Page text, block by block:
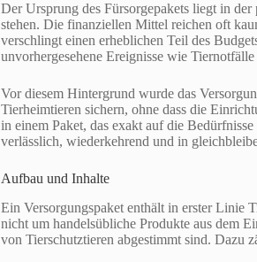
Der Ursprung des Fürsorgepakets liegt in
stehen. Die finanziellen Mittel reichen oft
verschlingt einen erheblichen Teil des
unvorhergesehene Ereignisse wie
Vor diesem Hintergrund wurde das
Tierheimtieren sichern, ohne dass die
in einem Paket, das exakt auf die
verlässlich, wiederkehrend und in
Aufbau und Inhalte
Ein Versorgungspaket enthält in erster Linie
nicht um handelsübliche Produkte aus dem
von Tierschutztieren abgestimmt sind. Dazu